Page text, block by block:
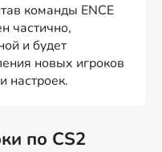
команды ENCE
частично,
и будет
новых игроков
настроек.
по CS2